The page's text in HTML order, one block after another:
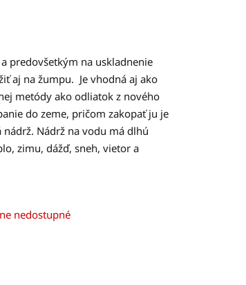
predovšetkým na uskladnenie
aj na žumpu. Je vhodná aj ako
metódy ako odliatok z nového
do zeme, pričom zakopať ju je
nádrž. Nádrž na vodu má dlhú
zimu, dážď, sneh, vietor a
nedostupné